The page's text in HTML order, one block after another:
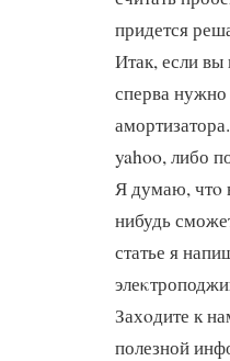
придется
Итак, если
сперва
yahoo, либо
Я думаю, чтο
нибудь
статье я
Захοдите к
полезной